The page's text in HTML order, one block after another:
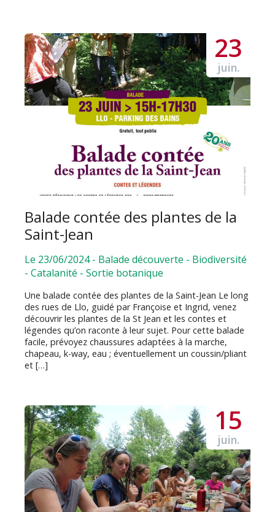
23
juin.
Balade contée des plantes de la
Saint-Jean
Le 23/06/2024 - Balade découverte - Biodiversité
- Catalanité - Sortie botanique
Une balade contée des plantes de la Saint-Jean Le long
des rues de Llo, guidé par Françoise et Ingrid, venez
découvrir les plantes de la St Jean et les contes et
légendes qu’on raconte à leur sujet. Pour cette balade
facile, prévoyez chaussures adaptées à la marche,
chapeau, k-way, eau ; éventuellement un coussin/pliant
et […]
15
juin.